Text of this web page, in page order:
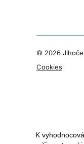
© 2026
Cookies
K